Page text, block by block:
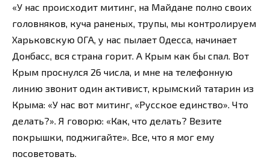
«У нас происходит митинг, на Майдане полно своих
головняков, куча раненых, трупы, мы контролируем
Харьковскую ОГА, у нас пылает Одесса, начинает
Донбасс, вся страна горит. А Крым как бы спал. Вот
Крым проснулся 26 числа, и мне на телефонную
линию звонит один активист, крымский татарин из
Крыма: «У нас вот митинг, «Русское единство». Что
делать?». Я говорю: «Как, что делать? Везите
покрышки, поджигайте». Все, что я мог ему
посоветовать.